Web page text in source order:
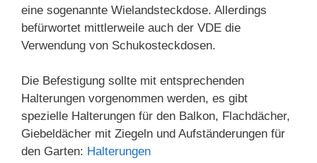
eine sogenannte Wielandsteckdose. Allerdings
befürwortet mittlerweile auch der VDE die
Verwendung von Schukosteckdosen.
Die Befestigung sollte mit entsprechenden
Halterungen vorgenommen werden, es gibt
spezielle Halterungen für den Balkon, Flachdächer,
Giebeldächer mit Ziegeln und Aufständerungen für
den Garten: Halterungen